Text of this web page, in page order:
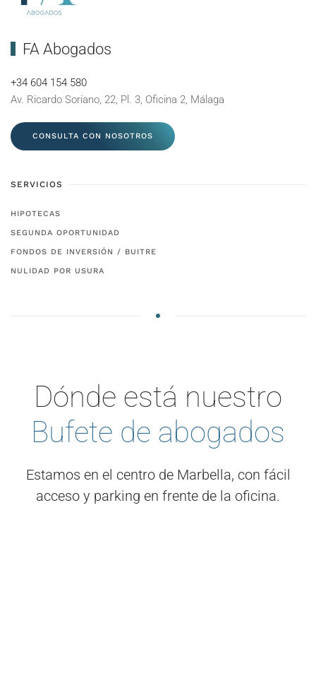
FA Abogados
+34 604 154 580
Av. Ricardo Soriano, 22, Pl. 3, Oficina 2, Málaga
CONSULTA CON NOSOTROS
SERVICIOS
HIPOTECAS
SEGUNDA OPORTUNIDAD
FONDOS DE INVERSIÓN / BUITRE
NULIDAD POR USURA
Dónde está nuestro
Bufete de abogados
Estamos en el centro de Marbella, con fácil
acceso y parking en frente de la oficina.